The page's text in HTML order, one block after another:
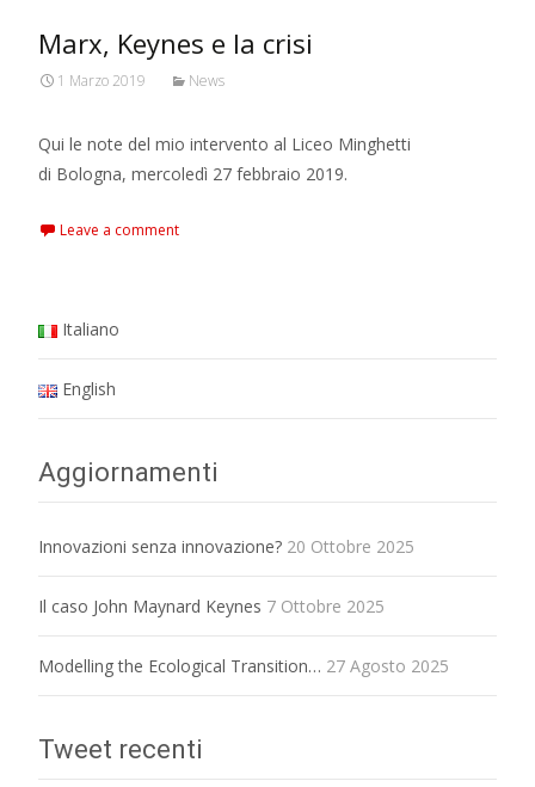
Marx, Keynes e la crisi
1 Marzo 2019 News
Qui le note del mio intervento al Liceo Minghetti
di Bologna, mercoledì 27 febbraio 2019.
Leave a comment
Italiano
English
Aggiornamenti
Innovazioni senza innovazione? 20 Ottobre 2025
Il caso John Maynard Keynes 7 Ottobre 2025
Modelling the Ecological Transition… 27 Agosto 2025
Tweet recenti